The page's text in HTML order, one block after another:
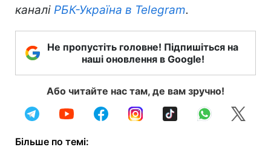
каналі РБК-Україна в Telegram.
Не пропустіть головне! Підпишіться на
наші оновлення в Google!
Або читайте нас там, де вам зручно!
Більше по темі: